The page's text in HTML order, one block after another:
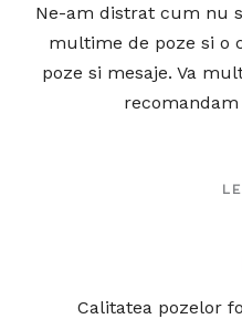
Ne-am distrat cum nu
multime de poze si o
poze si mesaje. Va
Calitatea pozelor